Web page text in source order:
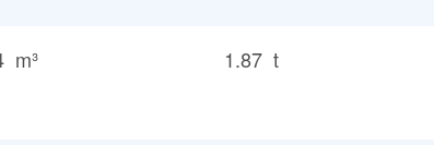
m³ 1.87 t